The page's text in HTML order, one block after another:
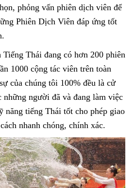
phỏng vấn phiên dịch viên để
Phiên Dịch Viên đáp ứng tốt
Thái đang có hơn 200 phiên
1000 cộng tác viên trên toàn
của chúng tôi 100% đều là cử
những người đã và đang làm việc
tiếng Thái tốt cho phép giao
nhanh chóng, chính xác.